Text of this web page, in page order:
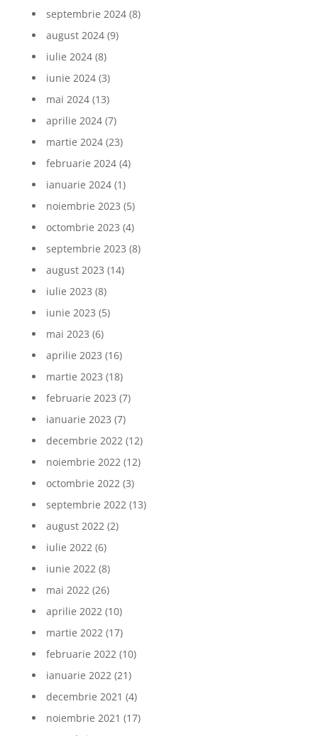
septembrie 2024(8)
august 2024(9)
iulie 2024(8)
iunie 2024(3)
mai 2024(13)
aprilie 2024(7)
martie 2024(23)
februarie 2024(4)
ianuarie 2024(1)
noiembrie 2023 (5)
octombrie 2023 (4)
septembrie 2023 (8)
august 2023 (14)
iulie 2023 (8)
iunie 2023 (5)
mai 2023 (6)
aprilie 2023 (16)
martie 2023 (18)
februarie 2023 (7)
ianuarie 2023 (7)
decembrie 2022(12)
noiembrie 2022(12)
octombrie 2022(3)
septembrie 2022(13)
august 2022(2)
iulie 2022(6)
iunie 2022(8)
mai 2022(26)
aprilie 2022(10)
martie 2022(17)
februarie 2022(10)
ianuarie 2022(21)
decembrie 2021 (4)
noiembrie 2021 (17)